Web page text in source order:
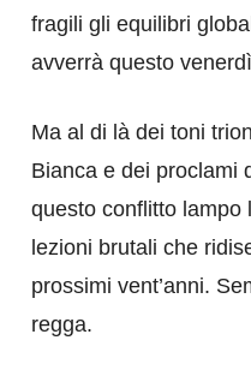
fragili gli equilibri
avverrà questo
​Ma al di là dei toni
Bianca e dei proclami
questo conflitto lampo
lezioni brutali che
prossimi vent’anni.
regga.